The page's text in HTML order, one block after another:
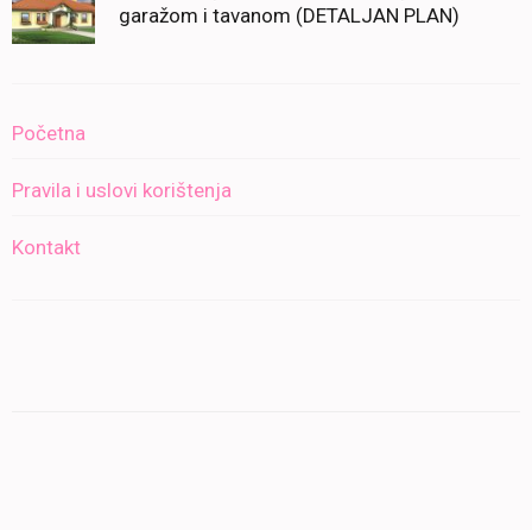
garažom i tavanom (DETALJAN PLAN)
Početna
Pravila i uslovi korištenja
Kontakt